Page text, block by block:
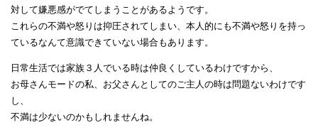
対して嫌悪感がでてしまうことがあるようです。
これらの不満や怒りは抑圧されてしまい、本人的にも不満や怒りを持っ
ているなんて意識できていない場合もあります。
日常生活では家族３人でいる時は仲良くしているわけですから、
お母さんモードの私、お父さんとしてのご主人の時は問題ないわけです
し、
不満は少ないのかもしれませんね。